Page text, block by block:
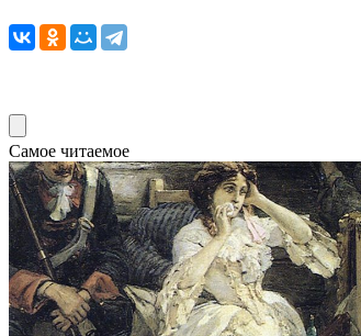
Самое читаемое